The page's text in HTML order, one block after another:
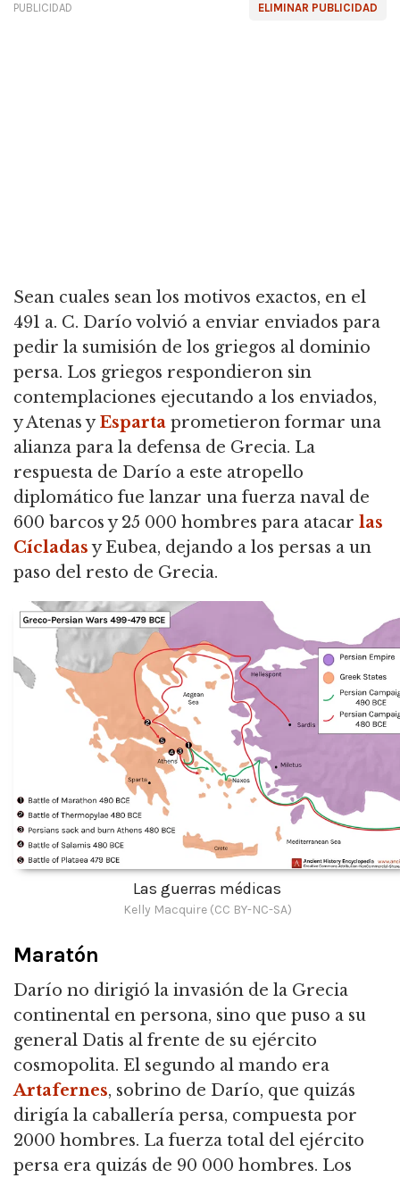
ELIMINAR PUBLICIDAD
PUBLICIDAD
Sean cuales sean los motivos exactos, en el
491 a. C. Darío volvió a enviar enviados para
pedir la sumisión de los griegos al dominio
persa. Los griegos respondieron sin
contemplaciones ejecutando a los enviados,
y Atenas yEsparta prometieron formar una
alianza para la defensa de Grecia. La
respuesta de Darío a este atropello
diplomático fue lanzar una fuerza naval de
600 barcos y 25 000 hombres para atacar las
Cícladasy Eubea, dejando a los persas a un
paso del resto de Grecia.
Las guerras médicas
Kelly Macquire (CC BY-NC-SA)
Maratón
Darío no dirigió la invasión de la Grecia
continental en persona, sino que puso a su
general Datis al frente de su ejército
cosmopolita. El segundo al mando era
Artafernes, sobrino de Darío, que quizás
dirigía la caballería persa, compuesta por
2000 hombres. La fuerza total del ejército
persa era quizás de 90 000 hombres. Los